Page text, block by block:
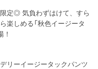
限定◎ 気負わずはけて、すら
楽しめる「秋色イージータ
！
デリーイージータックパンツ